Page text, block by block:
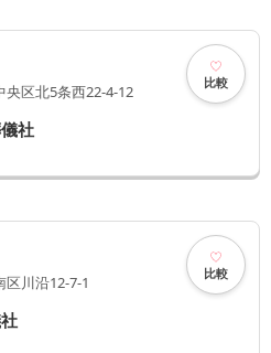
央区北5条西22-4-12 比較
社
区川沿12-7-1 比較